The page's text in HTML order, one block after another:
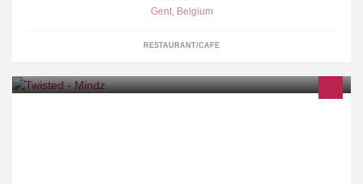
Gent, Belgium
RESTAURANT/CAFE